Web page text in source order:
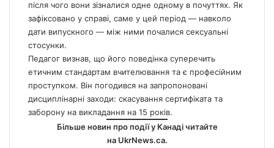
після чого вони зізналися одне одному в почуттях. Як
зафіксовано у справі, саме у цей період — навколо
дати випускного — між ними почалися сексуальні
стосунки.
Педагог визнав, що його поведінка суперечить
етичним стандартам вчителювання та є професійним
проступком. Він погодився на запропоновані
дисциплінарні заходи: скасування сертифіката та
заборону на викладання на 15 років.
Більше новин про події у Канаді читайте
на UkrNews.ca.